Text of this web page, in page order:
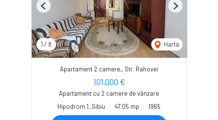
1 / 8 Harta
Previous Next
Apartament 2 camere,, Str. Rahovei
101,000 €
Apartament cu 2 camere de vânzare
Hipodrom 1, Sibiu
47.05 mp 1965